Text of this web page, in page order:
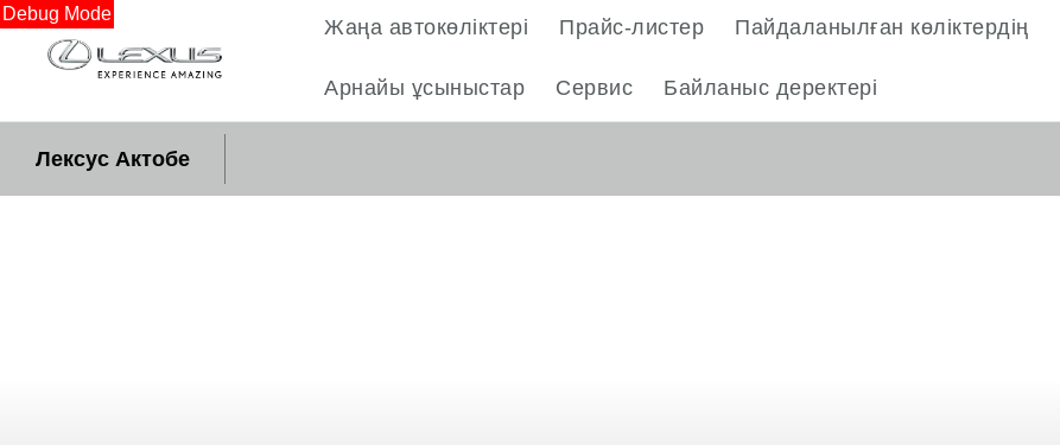
Debug Mode
Лексус Актобе
Жаңа автокөліктері Прайс-листер Пайдаланылған көліктердің
Арнайы ұсыныстар Сервис Байланыс деректері